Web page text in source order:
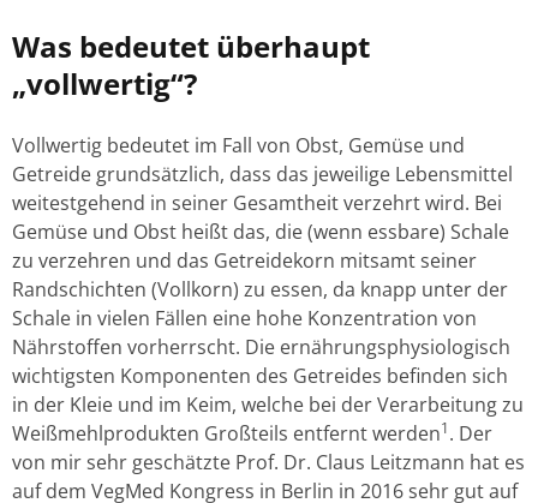
Was bedeutet überhaupt
„vollwertig“?
Vollwertig bedeutet im Fall von Obst, Gemüse und
Getreide grundsätzlich, dass das jeweilige Lebensmittel
weitestgehend in seiner Gesamtheit verzehrt wird. Bei
Gemüse und Obst heißt das, die (wenn essbare) Schale
zu verzehren und das Getreidekorn mitsamt seiner
Randschichten (Vollkorn) zu essen, da knapp unter der
Schale in vielen Fällen eine hohe Konzentration von
Nährstoffen vorherrscht. Die ernährungsphysiologisch
wichtigsten Komponenten des Getreides befinden sich
in der Kleie und im Keim, welche bei der Verarbeitung zu
Weißmehlprodukten Großteils entfernt werden1. Der
von mir sehr geschätzte Prof. Dr. Claus Leitzmann hat es
auf dem VegMed Kongress in Berlin in 2016 sehr gut auf